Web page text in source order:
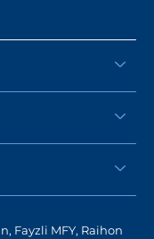
Fayzli MFY, Raihon